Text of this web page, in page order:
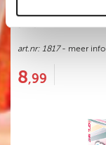
9 VULKANEN
art.nr: 1817- meer info
8,99